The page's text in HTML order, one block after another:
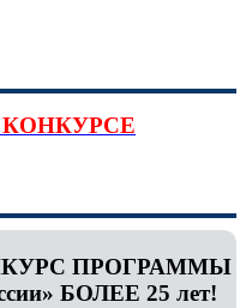
ПРОГРАММЫ
БОЛЕЕ 25 лет!